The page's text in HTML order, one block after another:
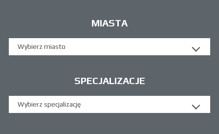
MIASTA
Wybierz miasto
SPECJALIZACJE
Wybierz specjalizację